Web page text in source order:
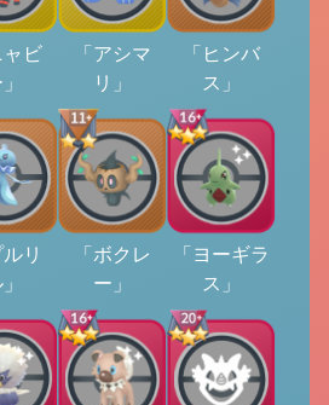
ャビ
「アシマ
リ」
「ヒンバ
ス」
ルリ
「ボクレ
ー」
「ヨーギラ
ス」